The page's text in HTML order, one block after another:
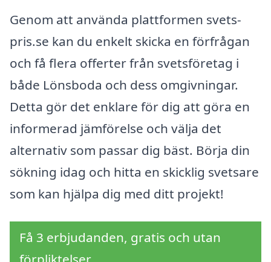
Genom att använda plattformen svets-
pris.se kan du enkelt skicka en förfrågan
och få flera offerter från svetsföretag i
både Lönsboda och dess omgivningar.
Detta gör det enklare för dig att göra en
informerad jämförelse och välja det
alternativ som passar dig bäst. Börja din
sökning idag och hitta en skicklig svetsare
som kan hjälpa dig med ditt projekt!
Få 3 erbjudanden, gratis och utan